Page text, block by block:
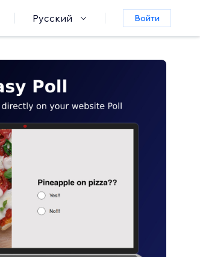
Русский Войти